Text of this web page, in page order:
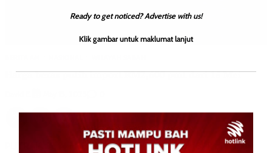
Harga beras putih import RM2,600 pmt dari 15 Mei
PUTRAJAYA, 14 Mei: Harga beras putih import (BPI) di semua
Ready to get noticed? Advertise with us!
Klik gambar untuk maklumat lanjut